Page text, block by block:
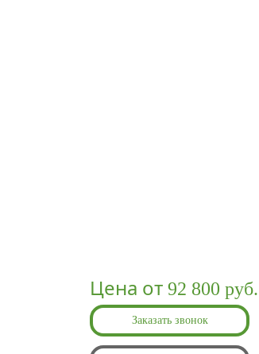
Цена от 92 800 руб.
Заказать звонок